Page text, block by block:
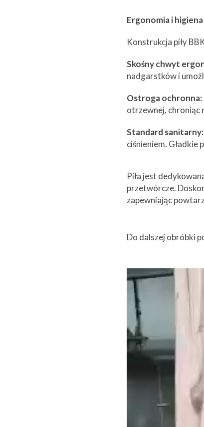
Ergonomia i higiena
Konstrukcja piły
Skośny chwyt
nadgarstków i
Ostroga ochronna:
otrzewnej, chroniąc
Standard sanitarny:
ciśnieniem.
Piła jest
przetwórcze.
zapewniając
Do dalszej obróbki